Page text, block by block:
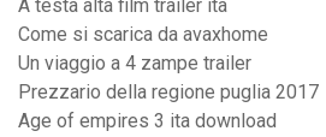
A testa alta film trailer ita
Come si scarica da avaxhome
Un viaggio a 4 zampe trailer
Prezzario della regione puglia 2017
Age of empires 3 ita download